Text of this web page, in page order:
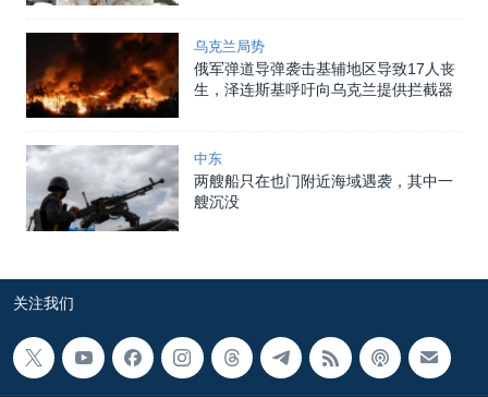
乌克兰局势
俄军弹道导弹袭击基辅地区导致17人丧
生，泽连斯基呼吁向乌克兰提供拦截器
中东
两艘船只在也门附近海域遇袭，其中一
艘沉没
关注我们